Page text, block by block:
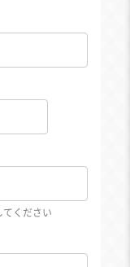
てください